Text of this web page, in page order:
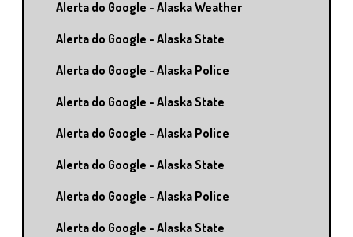
Alerta do Google - Alaska Weather
Alerta do Google - Alaska State
Alerta do Google - Alaska Police
Alerta do Google - Alaska State
Alerta do Google - Alaska Police
Alerta do Google - Alaska State
Alerta do Google - Alaska Police
Alerta do Google - Alaska State